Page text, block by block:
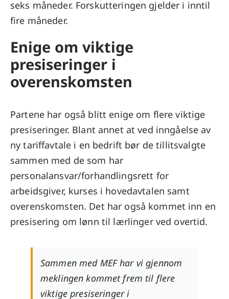
seks måneder. Forskutteringen gjelder i inntil
fire måneder.
Enige om viktige
presiseringer i
overenskomsten
Partene har også blitt enige om flere viktige
presiseringer. Blant annet at ved inngåelse av
ny tariffavtale i en bedrift bør de tillitsvalgte
sammen med de som har
personalansvar/forhandlingsrett for
arbeidsgiver, kurses i hovedavtalen samt
overenskomsten. Det har også kommet inn en
presisering om lønn til lærlinger ved overtid.
Sammen med MEF har vi gjennom
meklingen kommet frem til flere
viktige presiseringer i